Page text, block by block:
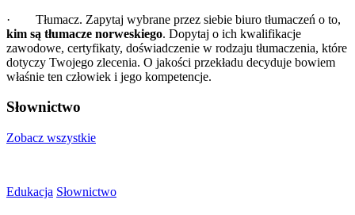
· Tłumacz. Zapytaj wybrane przez siebie biuro tłumaczeń o to,
kim są tłumacze norweskiego. Dopytaj o ich kwalifikacje
zawodowe, certyfikaty, doświadczenie w rodzaju tłumaczenia, które
dotyczy Twojego zlecenia. O jakości przekładu decyduje bowiem
właśnie ten człowiek i jego kompetencje.
Słownictwo
Zobacz wszystkie
Edukacja Słownictwo